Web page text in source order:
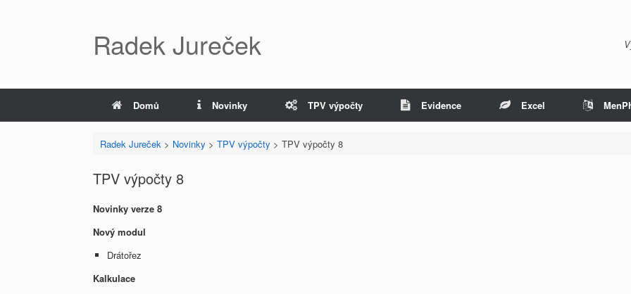
Radek Jureček
Domů Novinky TPV výpočty Evidence Excel
Radek Jureček > Novinky > TPV výpočty > TPV výpočty 8
TPV výpočty 8
Novinky verze 8
Nový modul
Drátořez
Kalkulace